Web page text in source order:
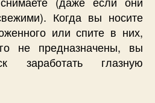
Когда вы носите
или спите в них,
не предназначены, вы
заработать глазную